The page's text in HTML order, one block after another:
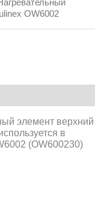
OW6002
элемент верхний
в
(OW600230)